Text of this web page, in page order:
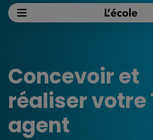
Concevoir et
réaliser votre
agent